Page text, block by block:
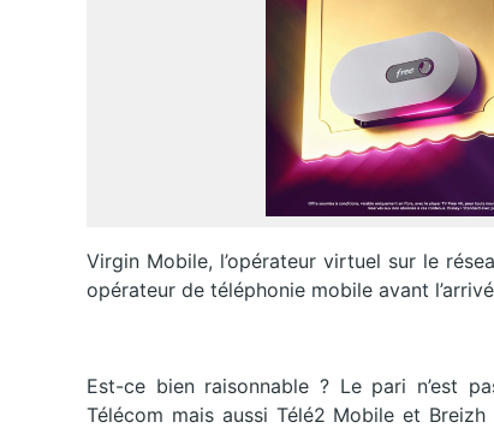
Virgin Mobile, l’opérateur virtuel sur le
opérateur de téléphonie mobile avant
Est-ce bien raisonnable ? Le pari n’est
Télécom mais aussi Télé2 Mobile et